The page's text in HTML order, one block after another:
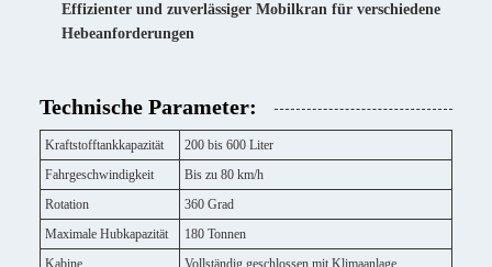
Effizienter und zuverlässiger Mobilkran für verschiedene
Hebeanforderungen
Technische Parameter:
Kraftstofftankkapazität
200 bis 600 Liter
Fahrgeschwindigkeit
Bis zu 80 km/h
Rotation
360 Grad
Maximale Hubkapazität
180 Tonnen
Kabine
Vollständig geschlossen mit Klimaanlage